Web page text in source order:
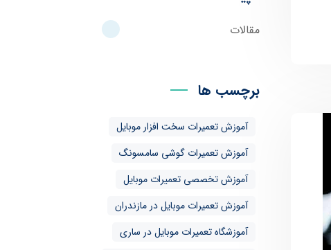
مقالات
برچسب ها
آموزش تعمیرات سخت افزار موبایل
آموزش تعمیرات گوشی سامسونگ
آموزش تخصصی تعمیرات موبایل
آموزش تعمیرات موبایل در مازندران
آموزشگاه تعمیرات موبایل در ساری